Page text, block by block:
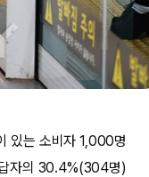
있는 소비자 1,000명
자의 30.4%(304명)